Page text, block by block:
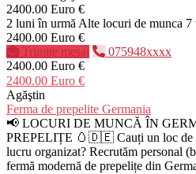
2400.00 Euro €
2 luni în urmă Alte locuri de munca 7
2400.00 Euro €
Trimite mesaj
075948xxxx
2400.00 Euro €
2400.00 Euro €
Agăştin
Ferma de prepelite Germania
📢 LOCURI DE MUNCĂ ÎN
PREPELIȚE 🥚🇩🇪 Cauți un loc de
lucru organizat? Recrutăm personal
fermă modernă de prepelițe din